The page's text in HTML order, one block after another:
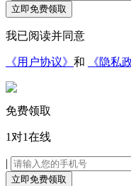
立即免费领取
我已阅读并同意
《用户协议》 和 《隐私
免费领取
1对1在线
|
立即免费领取